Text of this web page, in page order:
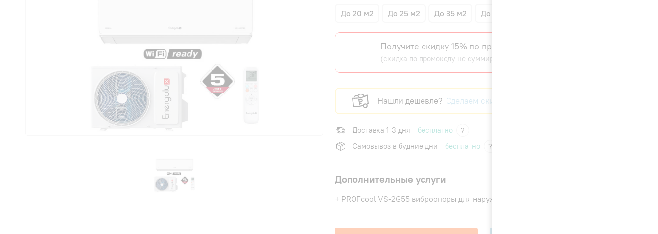
До 20 м2 До 25 м2 До 35 м2 До 50 м2
Получите скидку 15% по промокоду Energolux Sale
(скидка по промокоду не суммируется с другими скидками)
Нашли дешевле? Сделаем скидку!
Доставка 1-3 дня —бесплатно
?
Самовывоз в будние дни —бесплатно ?
Дополнительные услуги
+ PROFcool VS-2G55 виброопоры для наружного блока